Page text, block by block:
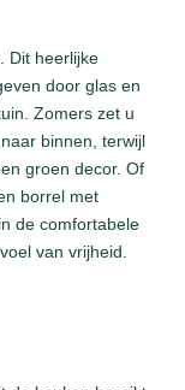
Dit heerlijke
door glas en
Zomers zet u
binnen, terwijl
groen decor. Of
borrel met
de comfortabele
van vrijheid.